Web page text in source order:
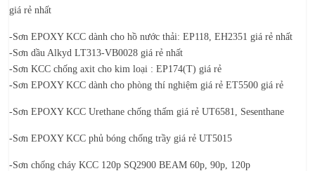
giá rẻ nhất
-Sơn EPOXY KCC dành cho hồ nước thải: EP118, EH2351 giá rẻ nhất
-Sơn dầu Alkyd LT313-VB0028 giá rẻ nhất
-Sơn KCC chống axit cho kim loại : EP174(T) giá rẻ
-Sơn EPOXY KCC dành cho phòng thí nghiệm giá rẻ ET5500 giá rẻ
-Sơn EPOXY KCC Urethane chống thấm giá rẻ UT6581, Sesenthane
-Sơn EPOXY KCC phủ bóng chống trầy giá rẻ UT5015
-Sơn chống cháy KCC 120p SQ2900 BEAM 60p, 90p, 120p